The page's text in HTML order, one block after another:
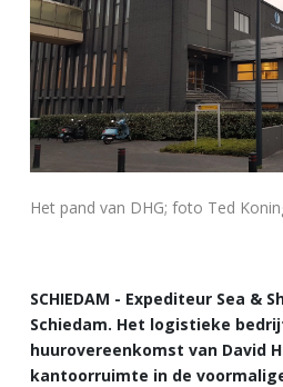
Het pand van DHG; foto Ted
SCHIEDAM - Expediteur Sea &
Schiedam. Het logistieke
huurovereenkomst van David
kantoorruimte in de